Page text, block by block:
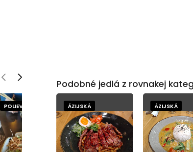
POLIEVKY
Podobné jedlá z rovnakej
ÁZIJSKÁ ÁZIJSKÁ